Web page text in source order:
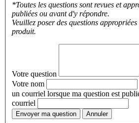
*Toutes les questions sont revues et
publiées ou avant d'y répondre.
Veuillez poser des questions
produit.
Votre question
Votre nom
un courriel lorsque ma question est
courriel
Envoyer ma question Annuler